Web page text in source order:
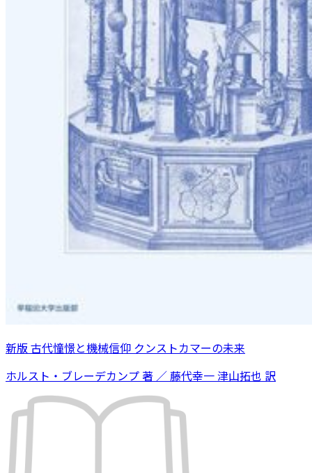
新版 古代憧憬と機械信仰 クンストカマーの未来
ホルスト・ブレーデカンプ 著 ／ 藤代幸一 津山拓也 訳